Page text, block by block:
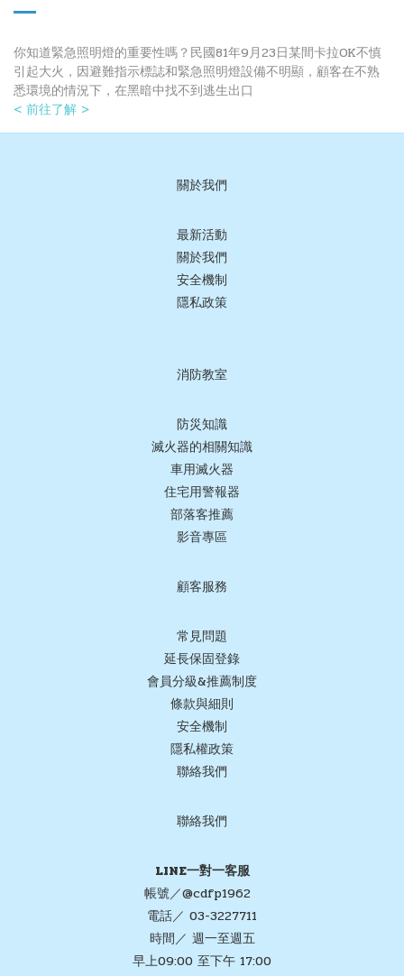
你知道緊急照明燈的重要性嗎？民國81年9月23日某間卡拉OK不慎
引起大火，因避難指示標誌和緊急照明燈設備不明顯，顧客在不熟
悉環境的情況下，在黑暗中找不到逃生出口
< 前往了解 >
關於我們
最新活動
關於我們
安全機制
隱私政策
消防教室
防災知識
滅火器的相關知識
車用滅火器
住宅用警報器
部落客推薦
影音專區
顧客服務
常見問題
延長保固登錄
會員分級&推薦制度
條款與細則
安全機制
隱私權政策
聯絡我們
聯絡我們
LINE一對一客服
帳號／@cdfp1962
電話／ 03-3227711
時間／ 週一至週五
早上09:00 至下午 17:00